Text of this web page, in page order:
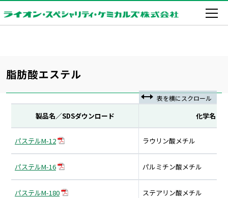
脂肪酸エステル
製品名／SDSダウンロード 化学名
パステルM-12 ラウリン酸メチル
パステルM-16 パルミチン酸メチル
パステルM-180 ステアリン酸メチル